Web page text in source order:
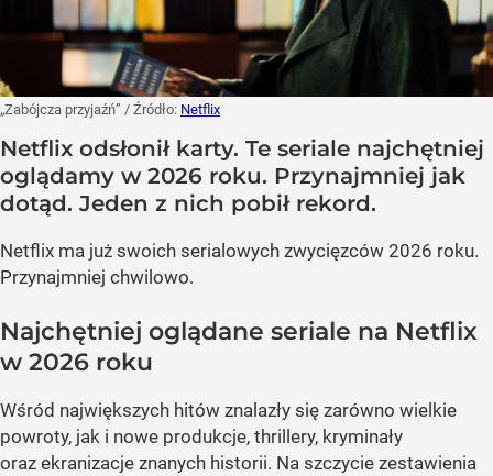
„Zabójcza przyjaźń” / Źródło: Netflix
Netflix odsłonił karty. Te seriale najchętniej
oglądamy w 2026 roku. Przynajmniej jak
dotąd. Jeden z nich pobił rekord.
Netflix ma już swoich serialowych zwycięzców 2026 roku.
Przynajmniej chwilowo.
Najchętniej oglądane seriale na Netflix
w 2026 roku
Wśród największych hitów znalazły się zarówno wielkie
powroty, jak i nowe produkcje, thrillery, kryminały
oraz ekranizacje znanych historii. Na szczycie zestawienia